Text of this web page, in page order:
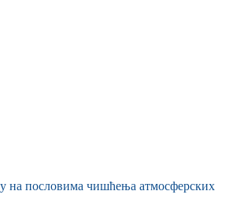
на пословима чишћења атмосферских